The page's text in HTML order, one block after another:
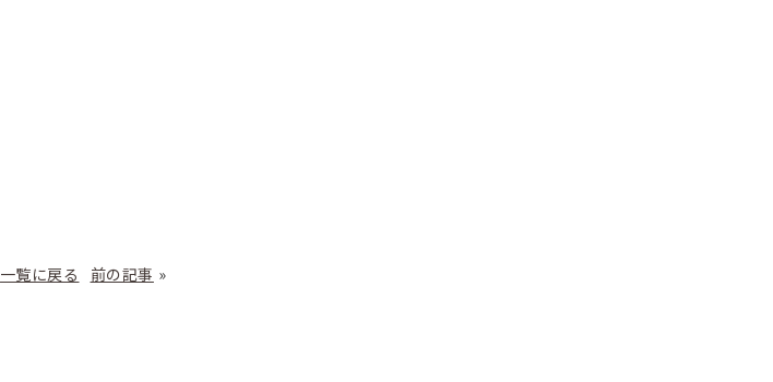
一覧に戻る 前の記事 »